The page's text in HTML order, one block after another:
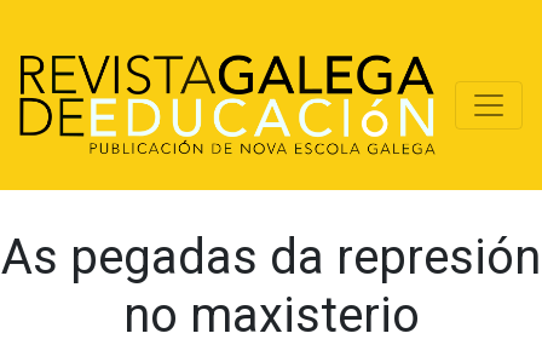
As pegadas da represión
no maxisterio